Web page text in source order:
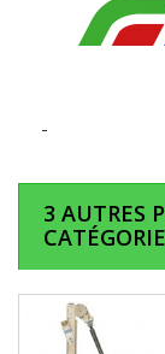
3 AUTRES